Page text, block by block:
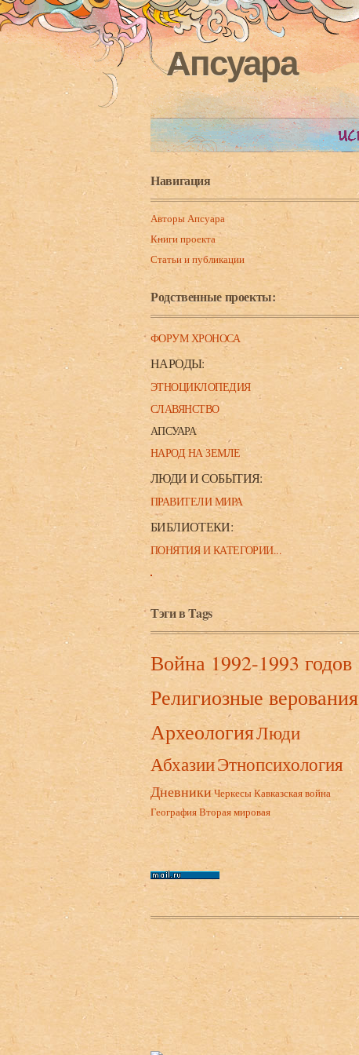
Апсуара
Навигация
Авторы Апсуара
Книги проекта
Статьи и публикации
Родственные проекты:
ФОРУМ ХРОНОСА
НАРОДЫ:
ЭТНОЦИКЛОПЕДИЯ
СЛАВЯНСТВО
АПСУАРА
НАРОД НА ЗЕМЛЕ
ЛЮДИ И СОБЫТИЯ:
ПРАВИТЕЛИ МИРА
БИБЛИОТЕКИ:
ПОНЯТИЯ И КАТЕГОРИИ...
Тэги в Tags
Война 1992-1993 годов
Религиозные верования
АрхеологияЛюди
АбхазииЭтнопсихология
Дневники ЧеркесыКавказская война
ГеографияВторая мировая
Нижний колонтитул